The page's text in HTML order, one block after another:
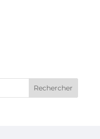
Rechercher